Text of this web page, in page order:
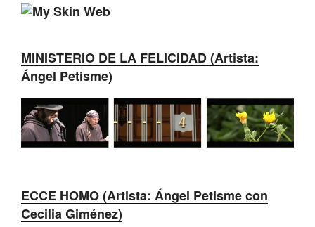
MINISTERIO DE LA FELICIDAD (Artista:
Ángel Petisme)
ECCE HOMO (Artista: Ángel Petisme con
Cecilia Giménez)